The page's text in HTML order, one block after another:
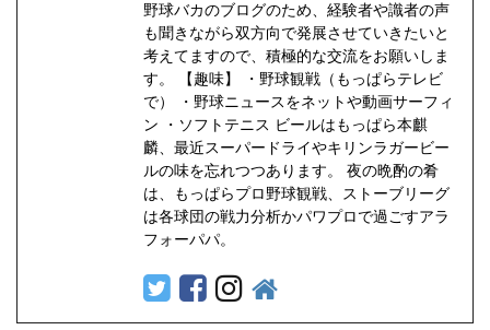
野球バカのブログのため、経験者や識者の声
も聞きながら双方向で発展させていきたいと
考えてますので、積極的な交流をお願いしま
す。 【趣味】 ・野球観戦（もっぱらテレビ
で） ・野球ニュースをネットや動画サーフィ
ン ・ソフトテニス ビールはもっぱら本麒
麟、最近スーパードライやキリンラガービー
ルの味を忘れつつあります。 夜の晩酌の肴
は、もっぱらプロ野球観戦、ストーブリーグ
は各球団の戦力分析かパワプロで過ごすアラ
フォーパパ。